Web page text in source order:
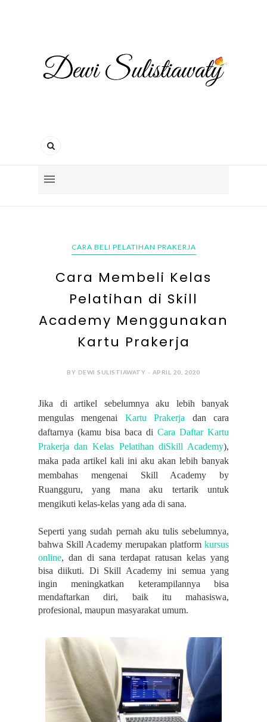
CARA BELI PELATIHAN PRAKERJA
Cara Membeli Kelas
Pelatihan di Skill
Academy Menggunakan
Kartu Prakerja
BY DEWI SULISTIAWATY - APRIL 20, 2020
Jika di artikel sebelumnya aku lebih banyak
mengulas mengenai Kartu Prakerja dan cara
daftarnya (kamu bisa baca di Cara Daftar Kartu
Prakerja dan Kelas Pelatihan diSkill Academy),
maka pada artikel kali ini aku akan lebih banyak
membahas mengenai Skill Academy by
Ruangguru, yang mana aku tertarik untuk
mengikuti kelas-kelas yang ada di sana.
Seperti yang sudah pernah aku tulis sebelumnya,
bahwa Skill Academy merupakan platform kursus
online, dan di sana terdapat ratusan kelas yang
bisa diikuti. Di Skill Academy ini semua yang
ingin meningkatkan keterampilannya bisa
mendaftarkan diri, baik itu mahasiswa,
profesional, maupun masyarakat umum.